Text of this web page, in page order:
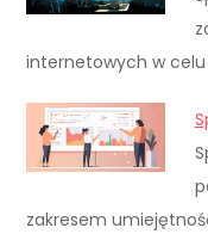
internetowych w
zakresem